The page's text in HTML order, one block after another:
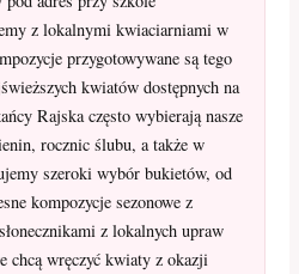
z lokalnymi kwiaciarniami w
przygotowywane są tego
kwiatów dostępnych na
Rajska często wybierają nasze
rocznic ślubu, a także w
szeroki wybór bukietów, od
kompozycje sezonowe z
z lokalnych upraw
chcą wręczyć kwiaty z okazji